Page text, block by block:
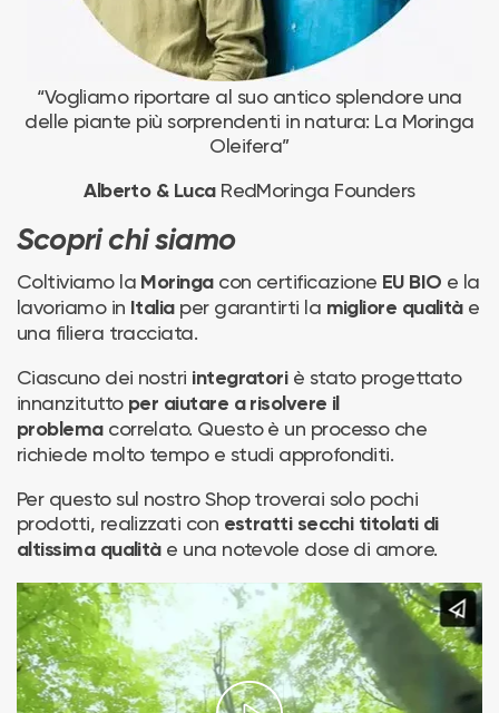
Scopri chi siamo
Coltiviamo la Moringacon certificazione EU BIO e la
lavoriamo in Italiaper garantirti la migliore qualitàe
una filiera tracciata.
Ciascuno dei nostri integratoriè stato progettato
innanzitutto per aiutare a risolvere il
problemacorrelato. Questo è un processo che
richiede molto tempo e studi approfonditi.
Per questo sul nostro Shop troverai solo pochi
prodotti, realizzati con estratti secchi titolati di
altissima qualitàe una notevole dose di amore.
“Vogliamo riportare al suo antico splendore una
delle piante più sorprendenti in natura: La Moringa
Oleifera”
Alberto & Luca RedMoringa Founders